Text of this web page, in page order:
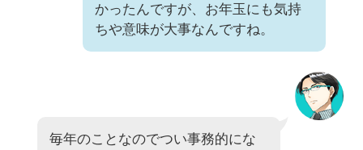
かったんですが、お年玉にも気持
ちや意味が大事なんですね。
毎年のことなのでつい事務的にな